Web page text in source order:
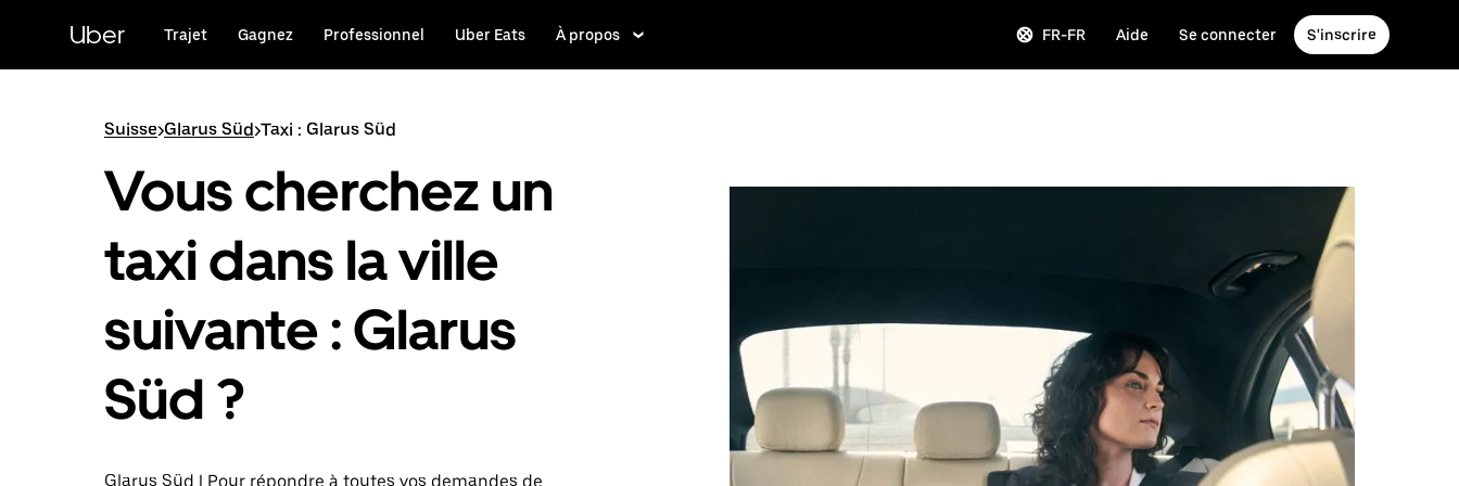
principal
Uber Trajet Gagnez Professionnel Uber Eats À propos FR-FR Aide Se connecter S'inscrire
Suisse>Glarus Süd>Taxi : Glarus Süd
Vous cherchez un
taxi dans la ville
suivante : Glarus
Süd ?
Glarus Süd | Pour répondre à toutes vos demandes de